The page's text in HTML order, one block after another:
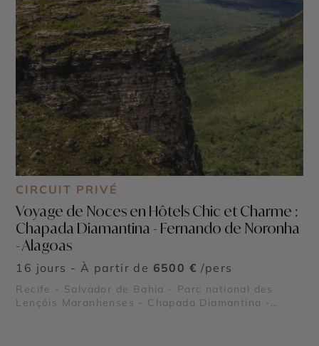
CIRCUIT PRIVÉ
Voyage de Noces en Hôtels Chic et Charme :
Chapada Diamantina - Fernando de Noronha
- Alagoas
16 jours - À partir de 6500 € /pers
Recife - Salvador de Bahia - Parc national des
Lençóis Maranhenses - Chapada Diamantina -